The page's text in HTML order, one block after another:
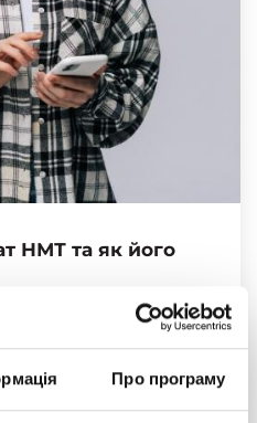
Про програму
НМТ та як його
тест
іспит для кожного
в
Результати тесту